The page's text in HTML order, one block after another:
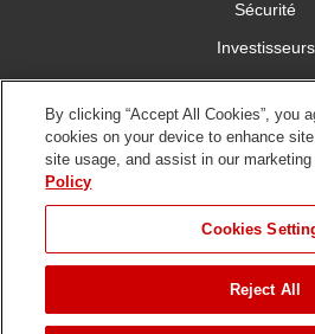
Sécurité
Investisseurs
Carrières
Connectez-vous
d'utilisation
Politique de
confidentialité
By clicking “Accept All Cookies”, you
cookies on your device to enhance
site usage, and assist in our
Policy
Cookies
Reject All